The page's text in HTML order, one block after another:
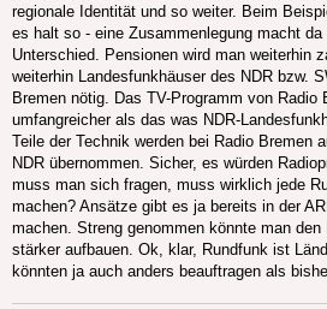
regionale Identität und so weiter. Beim
es halt so - eine Zusammenlegung macht
Unterschied. Pensionen wird man weiterhin
weiterhin Landesfunkhäuser des NDR bzw.
Bremen nötig. Das TV-Programm von Radio
umfangreicher als das was NDR-
Teile der Technik werden bei Radio Bremen
NDR übernommen. Sicher, es würden
muss man sich fragen, muss wirklich jede
machen? Ansätze gibt es ja bereits in der
machen. Streng genommen könnte man
stärker aufbauen. Ok, klar, Rundfunk ist
könnten ja auch anders beauftragen als